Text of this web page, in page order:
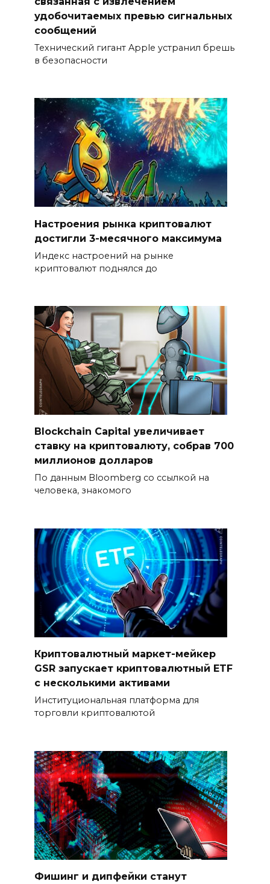
удобочитаемых превью сигнальных
сообщений
Технический гигант Apple устранил брешь
в безопасности
Настроения рынка криптовалют
достигли 3-месячного максимума
Индекс настроений на рынке
криптовалют поднялся до
Blockchain Capital увеличивает
ставку на криптовалюту, собрав 700
миллионов долларов
По данным Bloomberg со ссылкой на
человека, знакомого
Криптовалютный маркет-мейкер
GSR запускает криптовалютный ETF
с несколькими активами
Институциональная платформа для
торговли криптовалютой
Фишинг и дипфейки станут